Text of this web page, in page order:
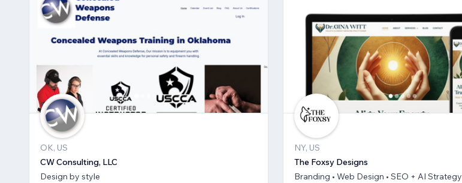
OK, US
CW Consulting, LLC
Design by style
NY, US
The Foxsy Designs
Branding • Web Design • SEO + AI Strategy